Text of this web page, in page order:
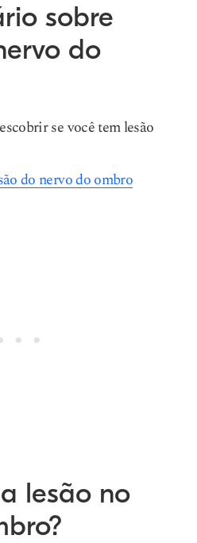
sobre
do
se você tem lesão
do nervo do ombro
lesão no